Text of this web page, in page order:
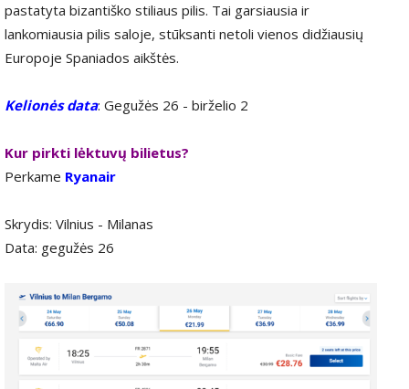
pastatyta bizantiško stiliaus pilis. Tai garsiausia ir
lankomiausia pilis saloje, stūksanti netoli vienos didžiausių
Europoje Spaniados aikštės.
Kelionės data: Gegužės 26 - birželio 2
Kur pirkti lėktuvų bilietus?
Perkame Ryanair
Skrydis: Vilnius - Milanas
Data: gegužės 26